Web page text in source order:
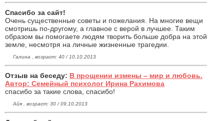
Спасибо за сайт!
Очень существенные советы и пожелания. На многие вещи
смотришь по-другому, а главное с верой в лучшее. Таким
образом вы помогаете людям творить больше добра на этой
земле, несмотря на личные жизненные трагедии.
Галина , возраст: 40 / 10.10.2013
Отзыв на беседу: В прощении измены – мир и любовь.
Автор: Семейный психолог Ирина Рахимова
спасибо за такие слова, спасибо!
Айя , возраст: 30 / 09.10.2013